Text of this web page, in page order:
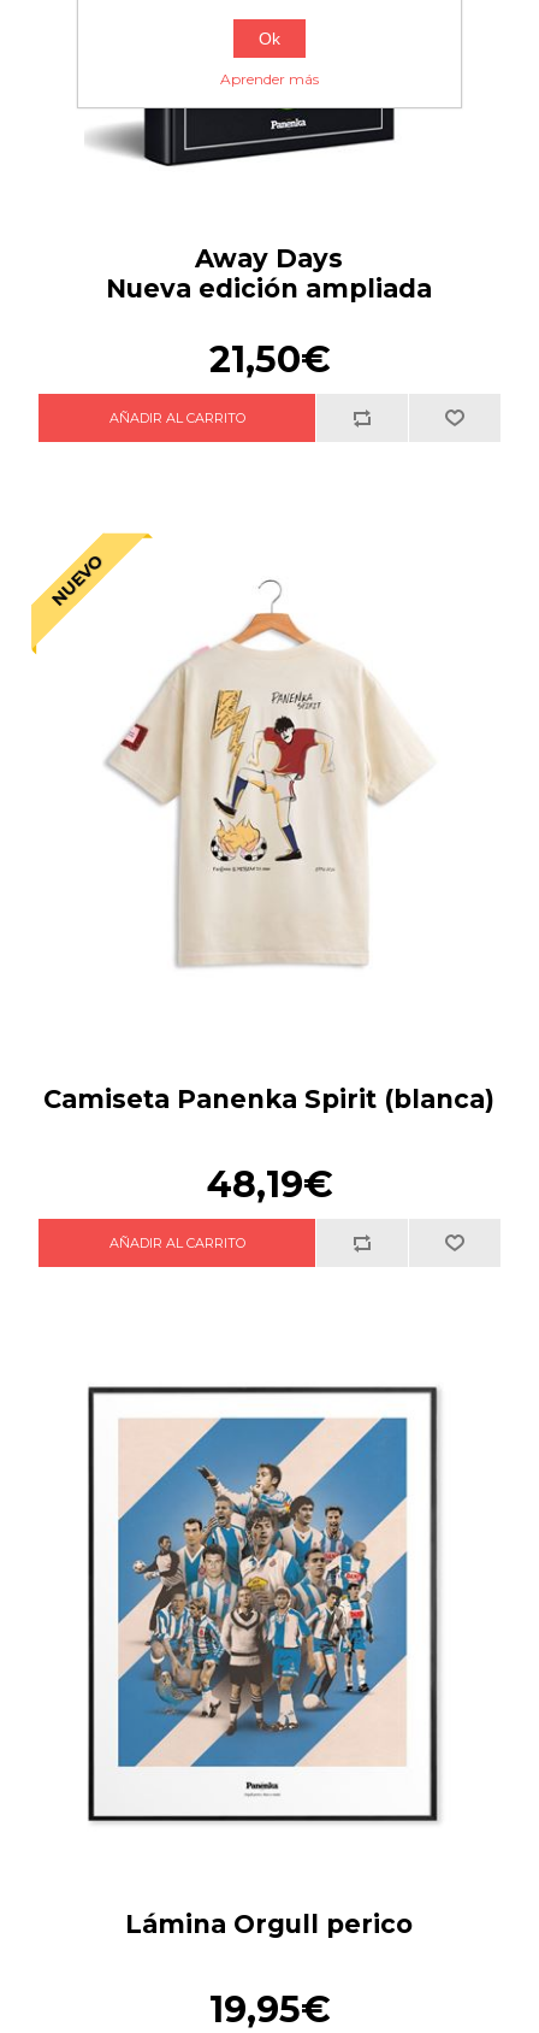
Away Days
Nueva edición ampliada
21,50€
NUEVO
Camiseta Panenka Spirit (blanca)
48,19€
Lámina Orgull perico
19,95€
Ok
Aprender más